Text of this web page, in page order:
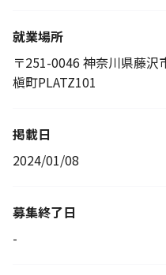
就業場所
〒251-0046 神奈川県藤
槇町PLATZ101
掲載日
2024/01/08
募集終了日
-